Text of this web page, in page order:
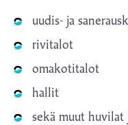
uudis- ja
rivitalot
omakotitalot
hallit
sekä muut huvilat